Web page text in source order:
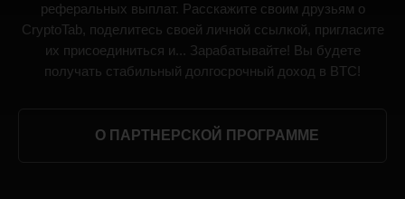
реферальных выплат. Расскажите своим друзьям о
CryptoTab, поделитесь своей личной ссылкой, пригласите
их присоединиться и... Зарабатывайте! Вы будете
получать стабильный долгосрочный доход в BTC!
О ПАРТНЕРСКОЙ ПРОГРАММЕ